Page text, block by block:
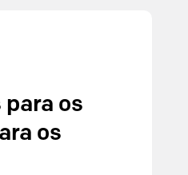
os
os